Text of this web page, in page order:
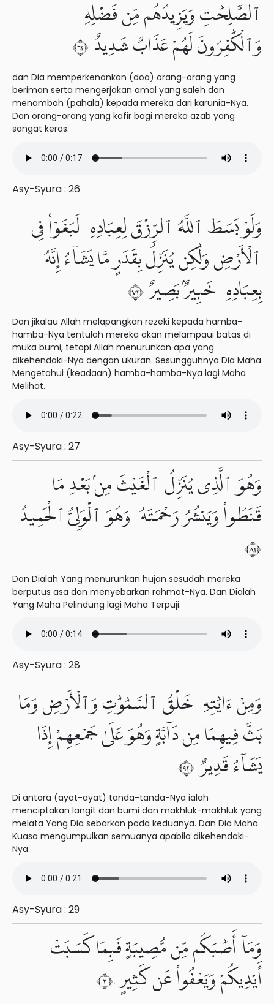
ٱلصَّٰلِحَٰتِ وَيَزِيدُهُم مِّن فَضْلِهِۦ
وَٱلْكَٰفِرُونَ لَهُمْ عَذَابٌ شَدِيدٌ ٢٦
dan Dia memperkenankan (doa) orang-orang yang
beriman serta mengerjakan amal yang saleh dan
menambah (pahala) kepada mereka dari karunia-Nya.
Dan orang-orang yang kafir bagi mereka azab yang
sangat keras.
Asy-Syura : 26
وَلَوْ بَسَطَ ٱللَّهُ ٱلرِّزْقَ لِعِبَادِهِۦ لَبَغَوْا۟ فِى
ٱلْأَرْضِ وَلَٰكِن يُنَزِّلُ بِقَدَرٍ مَّا يَشَآءُ إِنَّهُۥ
بِعِبَادِهِۦ خَبِيرٌۢ بَصِيرٌ ٢٧
Dan jikalau Allah melapangkan rezeki kepada hamba-
hamba-Nya tentulah mereka akan melampaui batas di
muka bumi, tetapi Allah menurunkan apa yang
dikehendaki-Nya dengan ukuran. Sesungguhnya Dia Maha
Mengetahui (keadaan) hamba-hamba-Nya lagi Maha
Melihat.
Asy-Syura : 27
وَهُوَ ٱلَّذِى يُنَزِّلُ ٱلْغَيْثَ مِنۢ بَعْدِ مَا
قَنَطُوا۟ وَيَنشُرُ رَحْمَتَهُۥ وَهُوَ ٱلْوَلِىُّ ٱلْحَمِيدُ
٢٨
Dan Dialah Yang menurunkan hujan sesudah mereka
berputus asa dan menyebarkan rahmat-Nya. Dan Dialah
Yang Maha Pelindung lagi Maha Terpuji.
Asy-Syura : 28
وَمِنْ ءَايَٰتِهِۦ خَلْقُ ٱلسَّمَٰوَٰتِ وَٱلْأَرْضِ وَمَا
بَثَّ فِيهِمَا مِن دَآبَّةٍ وَهُوَ عَلَىٰ جَمْعِهِمْ إِذَا
يَشَآءُ قَدِيرٌ ٢٩
Di antara (ayat-ayat) tanda-tanda-Nya ialah
menciptakan langit dan bumi dan makhluk-makhluk yang
melata Yang Dia sebarkan pada keduanya. Dan Dia Maha
Kuasa mengumpulkan semuanya apabila dikehendaki-
Nya.
Asy-Syura : 29
وَمَآ أَصَٰبَكُم مِّن مُّصِيبَةٍ فَبِمَا كَسَبَتْ
أَيْدِيكُمْ وَيَعْفُوا۟ عَن كَثِيرٍ ٣٠